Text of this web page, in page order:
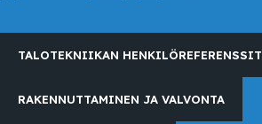
TALOTEKNIIKAN HENKILÖREFERENSSIT
RAKENNUTTAMINEN JA VALVONTA